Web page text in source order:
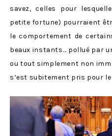
savez, celles pour
petite fortune) pourraient
le comportement de
beaux instants… pollué par
ou tout simplement non
s’est subitement pris pour